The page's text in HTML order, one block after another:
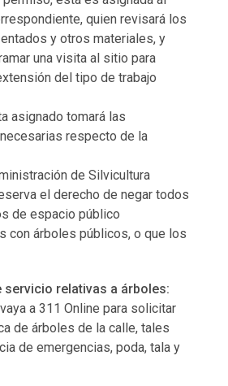
quien revisará los
y otros materiales, y
una visita al sitio para
del tipo de trabajo
asignado tomará las
respecto de la
de Silvicultura
el derecho de negar todos
de espacio público
con árboles públicos, o que los
servicio relativas a árboles:
a 311 Online para solicitar
de árboles de la calle, tales
de emergencias, poda, tala y